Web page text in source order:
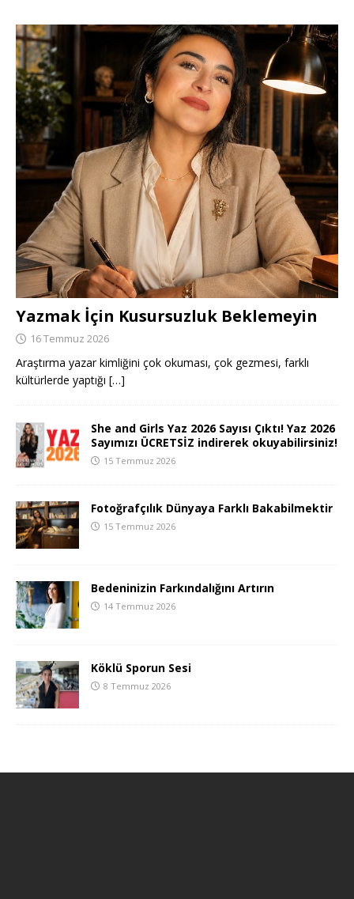
Yazmak İçin Kusursuzluk Beklemeyin
16 Temmuz 2026
Araştırma yazar kimliğini çok okuması, çok gezmesi, farklı
kültürlerde yaptığı […]
She and Girls Yaz 2026 Sayısı Çıktı! Yaz 2026
Sayımızı ÜCRETSİZ indirerek okuyabilirsiniz!
15 Temmuz 2026
Fotoğrafçılık Dünyaya Farklı Bakabilmektir
15 Temmuz 2026
Bedeninizin Farkındalığını Artırın
14 Temmuz 2026
Köklü Sporun Sesi
8 Temmuz 2026